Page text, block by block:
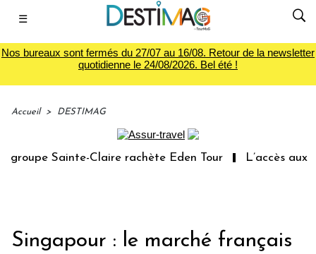
☰
Nos bureaux sont fermés du 27/07 au 16/08. Retour de la newsletter
quotidienne le 24/08/2026. Bel été !
Accueil > DESTIMAG
Sainte-Claire rachète Eden Tour L’accès aux
Singapour : le marché français